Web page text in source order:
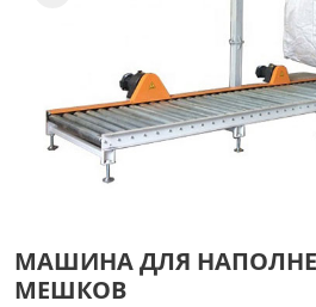
МАШИНА ДЛЯ
МЕШКОВ